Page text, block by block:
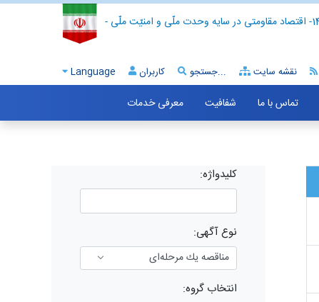
- اقتصاد مقاومتی در سایه وحدت ملّی و امنیّت ملّی -
Language کاربران جستجو... نقشه سایت
تماس با ما شفافیت
معرفی خدمات
کلیدواژه:
نوع آگهی:
انتخاب گروه: